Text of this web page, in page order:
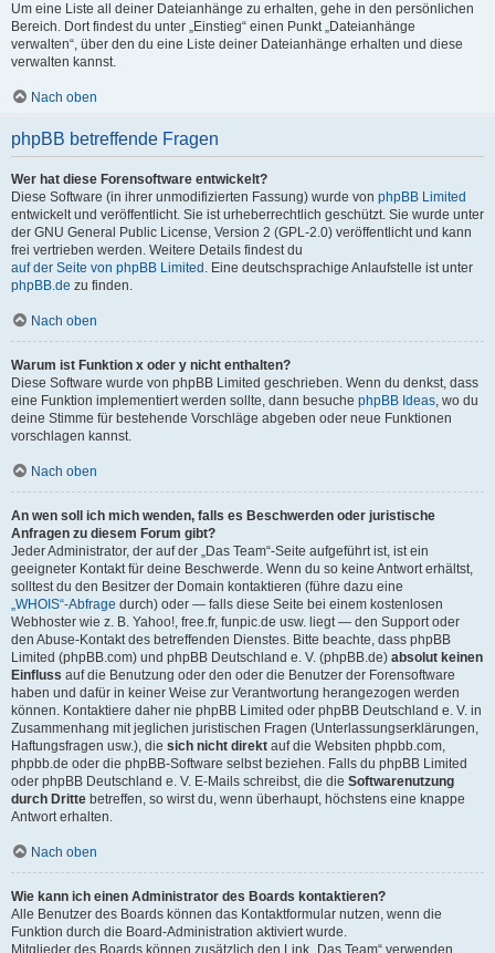
Um eine Liste all deiner Dateianhänge zu erhalten, gehe in den persönlichen
Bereich. Dort findest du unter „Einstieg“ einen Punkt „Dateianhänge
verwalten“, über den du eine Liste deiner Dateianhänge erhalten und diese
verwalten kannst.
Nach oben
phpBB betreffende Fragen
Wer hat diese Forensoftware entwickelt?
Diese Software (in ihrer unmodifizierten Fassung) wurde von phpBB Limited
entwickelt und veröffentlicht. Sie ist urheberrechtlich geschützt. Sie wurde unter
der GNU General Public License, Version 2 (GPL-2.0) veröffentlicht und kann
frei vertrieben werden. Weitere Details findest du
auf der Seite von phpBB Limited . Eine deutschsprachige Anlaufstelle ist unter
phpBB.de zu finden.
Nach oben
Warum ist Funktion x oder y nicht enthalten?
Diese Software wurde von phpBB Limited geschrieben. Wenn du denkst, dass
eine Funktion implementiert werden sollte, dann besuche phpBB Ideas, wo du
deine Stimme für bestehende Vorschläge abgeben oder neue Funktionen
vorschlagen kannst.
Nach oben
An wen soll ich mich wenden, falls es Beschwerden oder juristische
Anfragen zu diesem Forum gibt?
Jeder Administrator, der auf der „Das Team“-Seite aufgeführt ist, ist ein
geeigneter Kontakt für deine Beschwerde. Wenn du so keine Antwort erhältst,
solltest du den Besitzer der Domain kontaktieren (führe dazu eine
„WHOIS“-Abfrage durch) oder — falls diese Seite bei einem kostenlosen
Webhoster wie z. B. Yahoo!, free.fr, funpic.de usw. liegt — den Support oder
den Abuse-Kontakt des betreffenden Dienstes. Bitte beachte, dass phpBB
Limited (phpBB.com) und phpBB Deutschland e. V. (phpBB.de) absolut keinen
Einfluss auf die Benutzung oder den oder die Benutzer der Forensoftware
haben und dafür in keiner Weise zur Verantwortung herangezogen werden
können. Kontaktiere daher nie phpBB Limited oder phpBB Deutschland e. V. in
Zusammenhang mit jeglichen juristischen Fragen (Unterlassungserklärungen,
Haftungsfragen usw.), die sich nicht direkt auf die Websiten phpbb.com,
phpbb.de oder die phpBB-Software selbst beziehen. Falls du phpBB Limited
oder phpBB Deutschland e. V. E-Mails schreibst, die die Softwarenutzung
durch Dritte betreffen, so wirst du, wenn überhaupt, höchstens eine knappe
Antwort erhalten.
Nach oben
Wie kann ich einen Administrator des Boards kontaktieren?
Alle Benutzer des Boards können das Kontaktformular nutzen, wenn die
Funktion durch die Board-Administration aktiviert wurde.
Mitglieder des Boards können zusätzlich den Link „Das Team“ verwenden.